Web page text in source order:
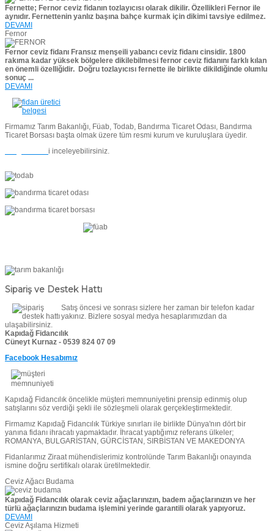
Fernette; Fernor ceviz fidanın tozlayıcısı olarak dikilir. Özellikleri Fernor ile
aynıdır. Fernettenin yanlız başına bahçe kurmak için dikimi tavsiye edilmez.
DEVAMI
Fernor
Fernor ceviz fidanı Fransız menşeili yabancı ceviz fidanı cinsidir. 1800
rakıma kadar yüksek bölgelere dikilebilmesi fernor ceviz fidanını farklı kılan
en önemli özelliğidir. Doğru tozlayıcısı fernette ile birlikte dikildiğinde olumlu
sonuç ...
DEVAMI
Firmamız Tarım Bakanlığı, Füab, Todab, Bandırma Ticaret Odası, Bandırma
Ticaret Borsası başta olmak üzere tüm resmi kurum ve kuruluşlara üyedir.
i inceleyebilirsiniz.
Sipariş ve Destek Hattı
Satış öncesi ve sonrası sizlere her zaman bir telefon kadar
yakınız. Bizlere sosyal medya hesaplarımızdan da
ulaşabilirsiniz.
Kapıdağ Fidancılık
Cüneyt Kurnaz - 0539 824 07 09
Facebook Hesabımız
Kapıdağ Fidancılık öncelikle müşteri memnuniyetini prensip edinmiş olup
satışlarını söz verdiği şekli ile sözleşmeli olarak gerçekleştirmektedir.
Firmamız Kapıdağ Fidancılık Türkiye sınırları ile birlikte Dünya'nın dört bir
yanına fidanı ihracatı yapmaktadır. İhracat yaptığımız referans ülkeler;
ROMANYA, BULGARİSTAN, GÜRCİSTAN, SIRBİSTAN VE MAKEDONYA
Fidanlarımız Ziraat mühendislerimiz kontrolünde Tarım Bakanlığı onayında
ismine doğru sertifikalı olarak üretilmektedir.
Ceviz Ağacı Budama
Kapıdağ Fidancılık olarak ceviz ağaçlarınızın, badem ağaçlarınızın ve her
türlü ağaçlarınızın budama işlemini yerinde garantili olarak yapıyoruz.
DEVAMI
Ceviz Aşılama Hizmeti